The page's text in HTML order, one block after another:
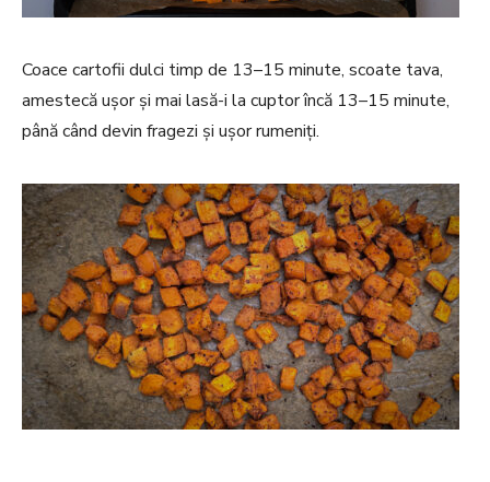
Coace cartofii dulci timp de 13–15 minute, scoate tava,
amestecă ușor și mai lasă-i la cuptor încă 13–15 minute,
până când devin fragezi și ușor rumeniți.